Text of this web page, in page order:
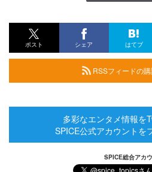
ポスト シェア はてブ
RSSフィードの購
多彩なエンタメ情報を
SPICE公式アカウントを
SPICE総合アカ